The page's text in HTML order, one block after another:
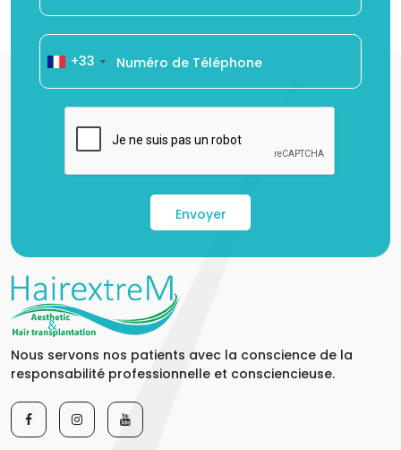
+33
Envoyer
Nous servons nos patients avec la conscience de la
responsabilité professionnelle et consciencieuse.